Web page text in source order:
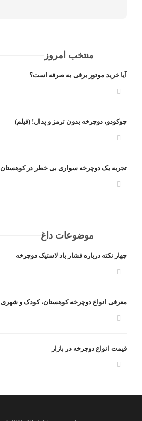
منتخب امروز
آیا خرید موتور برقی به صرفه است؟
چوکودو، دوچرخه بدون ترمز و پدال! (فیلم)
تجربه یک دوچرخه سواری بی خطر در کوهستان
موضوعات داغ
چهار نکته درباره فشار باد لاستیک دوچرخه
معرفی انواع دوچرخه کوهستان، کودک و شهری
قیمت انواع دوچرخه در بازار